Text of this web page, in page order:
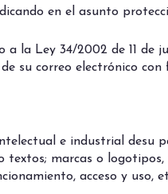
en el asunto
la Ley 34/2002 de 11 de
su correo electrónico con
e industrial desu
marcas o
acceso y uso,